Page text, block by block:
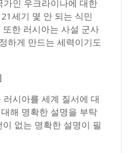
인 우크라이나에 대한
세기 몇 안 되는 식민
한 러시아는 사설 군사
하게 만드는 세력이기도
시아를 세계 질서에 대
해 명확한 설명을 부탁
없는 명확한 설명이 필